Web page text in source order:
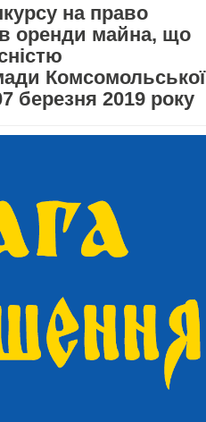
на право
оренди майна, що
Комсомольської
березня 2019 року